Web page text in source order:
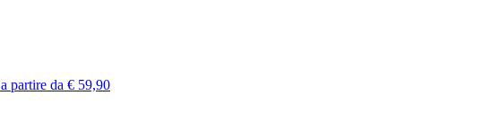
a partire da € 59,90